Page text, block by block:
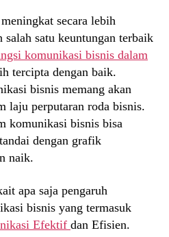
secara lebih
satu keuntungan terbaik
komunikasi bisnis dalam
tercipta dengan baik.
bisnis memang akan
laju perputaran roda bisnis.
komunikasi bisnis bisa
dengan grafik
naik.
apa saja pengaruh
bisnis yang termasuk
Efektif dan Efisien.